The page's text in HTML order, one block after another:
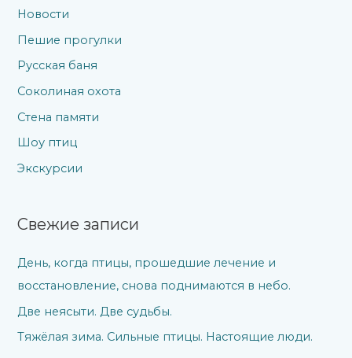
Новости
Пешие прогулки
Русская баня
Соколиная охота
Стена памяти
Шоу птиц
Экскурсии
Свежие записи
День, когда птицы, прошедшие лечение и
восстановление, снова поднимаются в небо.
Две неясыти. Две судьбы.
Тяжёлая зима. Сильные птицы. Настоящие люди.